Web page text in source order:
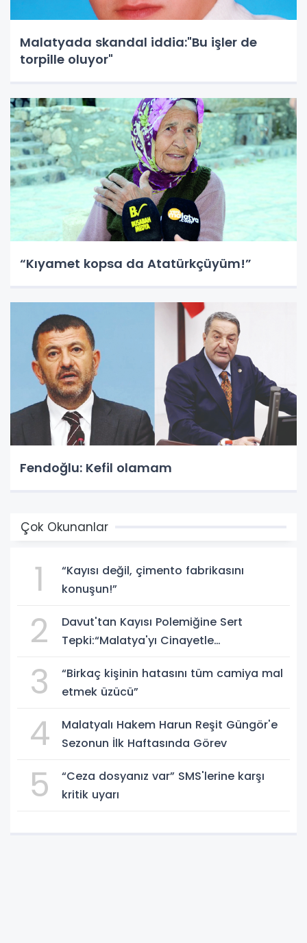
Malatyada skandal iddia:"Bu işler de
torpille oluyor"
“Kıyamet kopsa da Atatürkçüyüm!”
Fendoğlu: Kefil olamam
Çok Okunanlar
1
“Kayısı değil, çimento fabrikasını
konuşun!”
2
Davut'tan Kayısı Polemiğine Sert
Tepki:“Malatya'yı Cinayetle
3
“Birkaç kişinin hatasını tüm camiya mal
etmek üzücü”
4
Malatyalı Hakem Harun Reşit Güngör'e
Sezonun İlk Haftasında Görev
5
“Ceza dosyanız var” SMS'lerine karşı
kritik uyarı